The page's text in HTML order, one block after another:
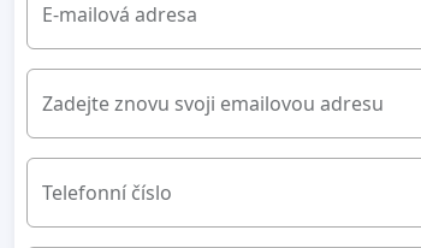
E-mailová adresa
Zadejte znovu svoji emailovou adresu
Telefonní číslo